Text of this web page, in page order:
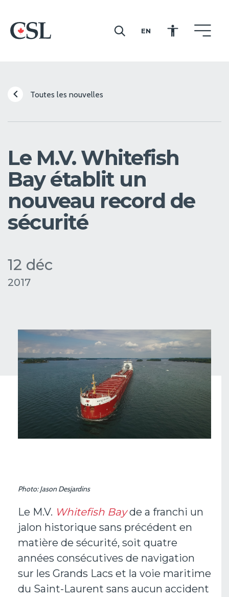
CSL
EN
Toutes les nouvelles
Le M.V. Whitefish
Bay établit un
nouveau record de
sécurité
12 déc
2017
Photo: Jason Desjardins
Le M.V. Whitefish Bayde a franchi un
jalon historique sans précédent en
matière de sécurité, soit quatre
années consécutives de navigation
sur les Grands Lacs et la voie maritime
du Saint-Laurent sans aucun accident